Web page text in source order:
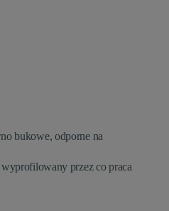
bukowe, odporne na
przez co praca